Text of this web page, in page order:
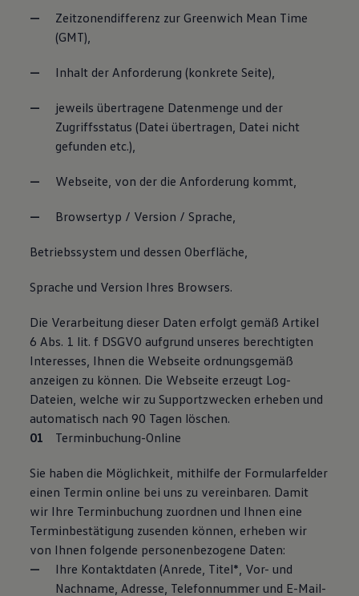
Zeitzonendifferenz zur Greenwich Mean Time
(GMT),
Inhalt der Anforderung (konkrete Seite),
jeweils übertragene Datenmenge und der
Zugriffsstatus (Datei übertragen, Datei nicht
gefunden etc.),
Webseite, von der die Anforderung kommt,
Browsertyp / Version / Sprache,
Betriebssystem und dessen Oberfläche,
Sprache und Version Ihres Browsers.
Die Verarbeitung dieser Daten erfolgt gemäß Artikel
6 Abs. 1 lit. f DSGVO aufgrund unseres berechtigten
Interesses, Ihnen die Webseite ordnungsgemäß
anzeigen zu können. Die Webseite erzeugt Log-
Dateien, welche wir zu Supportzwecken erheben und
automatisch nach 90 Tagen löschen.
Terminbuchung-Online
Sie haben die Möglichkeit, mithilfe der Formularfelder
einen Termin online bei uns zu vereinbaren. Damit
wir Ihre Terminbuchung zuordnen und Ihnen eine
Terminbestätigung zusenden können, erheben wir
von Ihnen folgende personenbezogene Daten:
Ihre Kontaktdaten (Anrede, Titel*, Vor- und
Nachname, Adresse, Telefonnummer und E-Mail-